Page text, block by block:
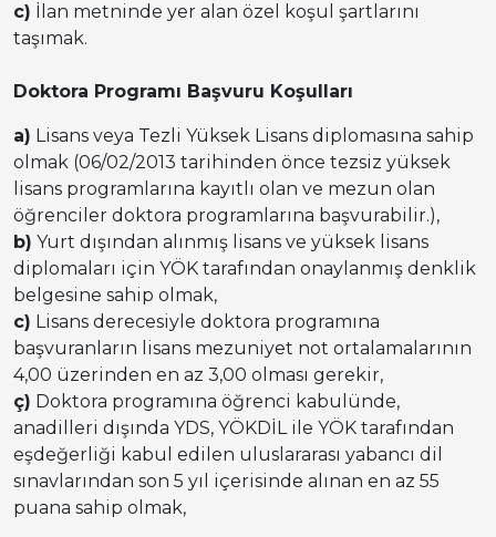
c) İlan metninde yer alan özel koşul şartlarını
taşımak.
Doktora Programı Başvuru Koşulları
a) Lisans veya Tezli Yüksek Lisans diplomasına sahip
olmak (06/02/2013 tarihinden önce tezsiz yüksek
lisans programlarına kayıtlı olan ve mezun olan
öğrenciler doktora programlarına başvurabilir.),
b) Yurt dışından alınmış lisans ve yüksek lisans
diplomaları için YÖK tarafından onaylanmış denklik
belgesine sahip olmak,
c) Lisans derecesiyle doktora programına
başvuranların lisans mezuniyet not ortalamalarının
4,00 üzerinden en az 3,00 olması gerekir,
ç) Doktora programına öğrenci kabulünde,
anadilleri dışında YDS, YÖKDİL ile YÖK tarafından
eşdeğerliği kabul edilen uluslararası yabancı dil
sınavlarından son 5 yıl içerisinde alınan en az 55
puana sahip olmak,